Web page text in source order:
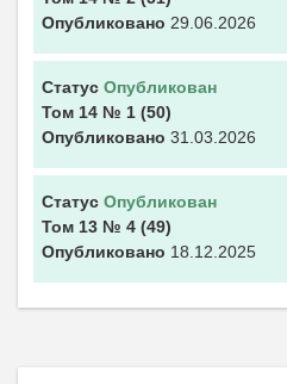
Опубликовано 29.06.2026
Статус Опубликован
Том 14 № 1 (50)
Опубликовано 31.03.2026
Статус Опубликован
Том 13 № 4 (49)
Опубликовано 18.12.2025